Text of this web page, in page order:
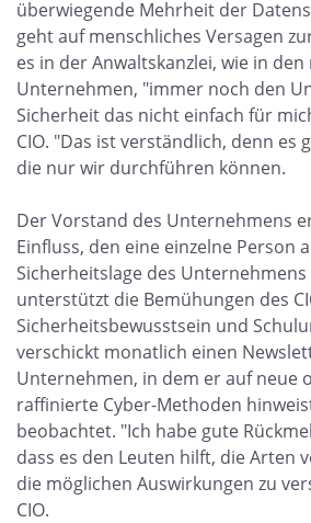
überwiegende Mehrheit der
geht auf menschliches Versagen
es in der Anwaltskanzlei, wie in
Unternehmen, "immer noch den
Sicherheit das nicht einfach für
CIO. "Das ist verständlich, denn es
die nur wir durchführen können.
Der Vorstand des Unternehmens
Einfluss, den eine einzelne Person
Sicherheitslage des
unterstützt die Bemühungen des
Sicherheitsbewusstsein und
verschickt monatlich einen
Unternehmen, in dem er auf neue
raffinierte Cyber-Methoden
beobachtet. "Ich habe gute
dass es den Leuten hilft, die Arten
die möglichen Auswirkungen zu
CIO.